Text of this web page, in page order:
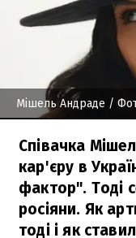
Мішель Андраде /
Співачка
кар'єру в
фактор". Тоді
росіяни. Як
тоді і як